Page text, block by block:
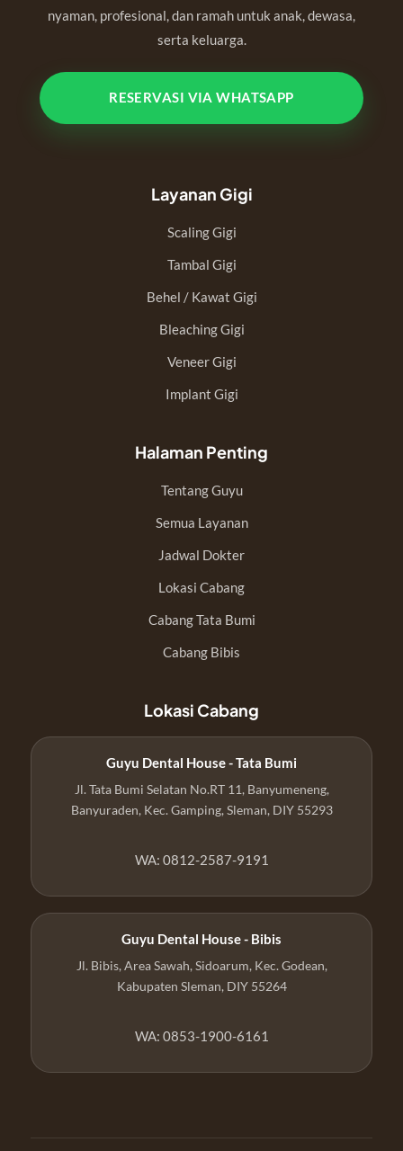
nyaman, profesional, dan ramah untuk anak, dewasa,
serta keluarga.
RESERVASI VIA WHATSAPP
Layanan Gigi
Scaling Gigi
Tambal Gigi
Behel / Kawat Gigi
Bleaching Gigi
Veneer Gigi
Implant Gigi
Halaman Penting
Tentang Guyu
Semua Layanan
Jadwal Dokter
Lokasi Cabang
Cabang Tata Bumi
Cabang Bibis
Lokasi Cabang
Guyu Dental House - Tata Bumi
Jl. Tata Bumi Selatan No.RT 11, Banyumeneng,
Banyuraden, Kec. Gamping, Sleman, DIY 55293
WA: 0812-2587-9191
Guyu Dental House - Bibis
Jl. Bibis, Area Sawah, Sidoarum, Kec. Godean,
Kabupaten Sleman, DIY 55264
WA: 0853-1900-6161